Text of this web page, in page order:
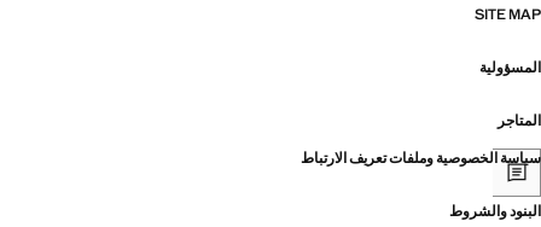
SITE MAP
المسؤولية
المتاجر
سياسة الخصوصية وملفات تعريف الارتباط
البنود والشروط